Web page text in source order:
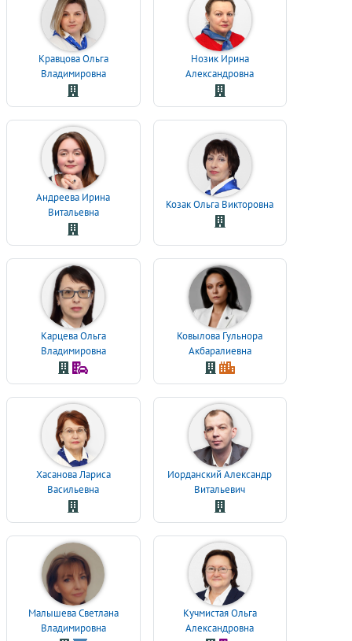
Кравцова Ольга
Владимировна
Нозик Ирина
Александровна
Андреева Ирина
Витальевна
Козак Ольга Викторовна
Карцева Ольга
Владимировна
Ковылова Гульнора
Акбаралиевна
Хасанова Лариса
Васильевна
Иорданский Александр
Витальевич
Малышева Светлана
Владимировна
Кучмистая Ольга
Александровна